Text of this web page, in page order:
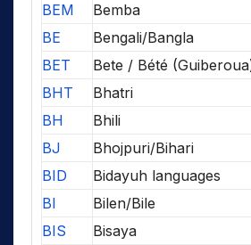
BEM
Bemba
BE
Bengali/Bangla
BET
Bete / Bété
BHT
Bhatri
BH
Bhili
BJ
Bhojpuri/Bihari
BID
Bidayuh languages
BI
Bilen/Bile
BIS
Bisaya